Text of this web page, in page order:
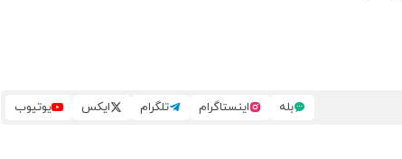
بله اینستاگرام تلگرام ایکس یوتیوب